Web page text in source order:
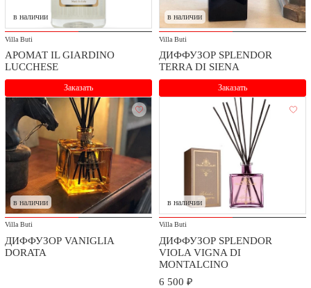
Мы заботимся о безопасности доставки и качестве сборки
приобретаемых товаров.
Стоимость доставки и сборки оговаривается при заключении
договора в зависимости от географического расположения.
в наличии
Villa Buti
АРОМАТ IL GIARDINO
LUCCHESE
Заказать
в наличии
Villa Buti
ДИФФУЗОР SPLENDOR
TERRA DI SIENA
Заказать
в наличии
Villa Buti
ДИФФУЗОР VANIGLIA
DORATA
в наличии
Villa Buti
ДИФФУЗОР SPLENDOR
VIOLA VIGNA DI
MONTALCINO
6 500 ₽